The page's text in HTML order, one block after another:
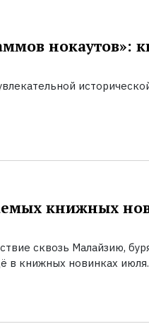
нокаутов»:
книжных
сквозь Малайзию,
в книжных новинках июля.